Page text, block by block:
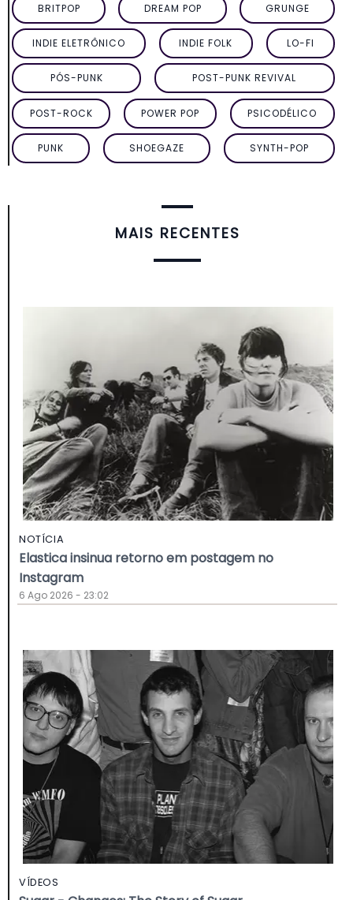
BRITPOP DREAM POP GRUNGE
INDIE ELETRÔNICO INDIE FOLK LO-FI
PÓS-PUNK POST-PUNK REVIVAL
POST-ROCK POWER POP PSICODÉLICO
PUNK SHOEGAZE SYNTH-POP
MAIS RECENTES
NOTÍCIA
Elastica insinua retorno em postagem no
Instagram
6 Ago 2026 - 23:02
VÍDEOS